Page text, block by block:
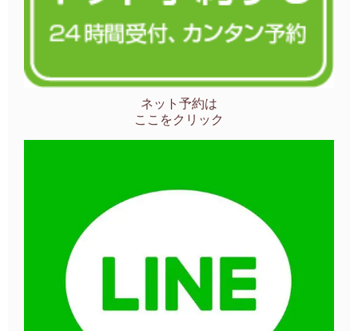
ネット予約は
ここをクリック